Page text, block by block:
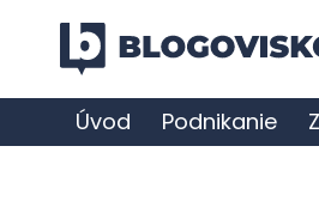
Úvod Podnikanie